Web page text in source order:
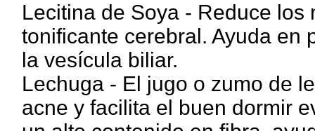
Lecitina de Soya - Reduce
tonificante cerebral. Ayuda en
la vesícula biliar.
Lechuga - El jugo o zumo de
acne y facilita el buen dormir